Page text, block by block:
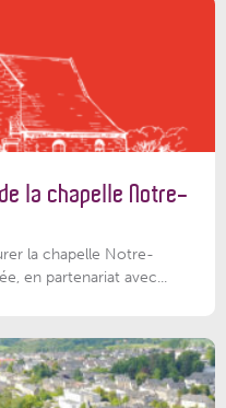
la chapelle Notre-
la chapelle Notre-
en partenariat avec...